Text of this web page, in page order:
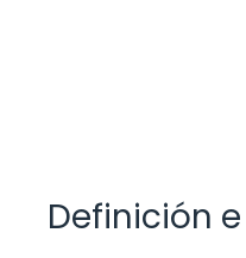
Definición